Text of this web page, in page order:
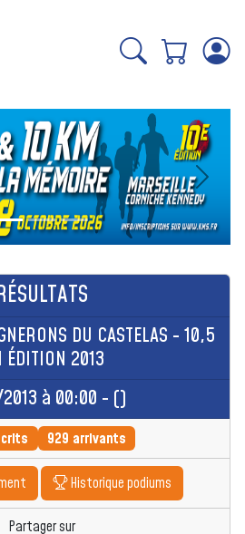
Suivant
DU CASTELAS - 10,5
ÉDITION 2013
à 00:00 - ()
929 arrivants
Historique podiums
Partager sur